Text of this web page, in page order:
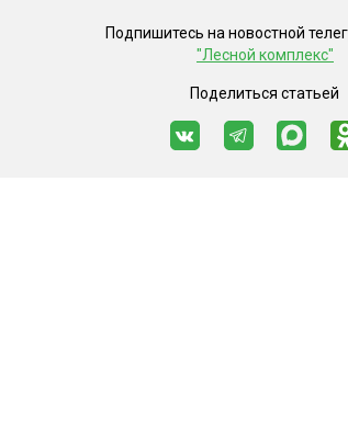
Подпишитесь на новостной
"Лесной комплекс"
Поделиться статьей